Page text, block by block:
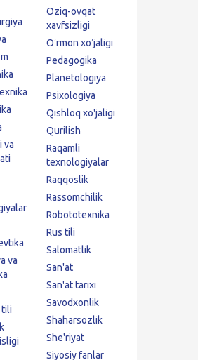
va
va
tili
Oziq-ovqat
xavfsizligi
Oʻrmon xoʻjaligi
Pedagogika
Planetologiya
Psixologiya
Qishloq xo'jaligi
Qurilish
Raqamli
texnologiyalar
Raqqoslik
Rassomchilik
Robototexnika
Rus tili
Salomatlik
San'at
San'at tarixi
Savodxonlik
Shaharsozlik
She'riyat
Siyosiy fanlar